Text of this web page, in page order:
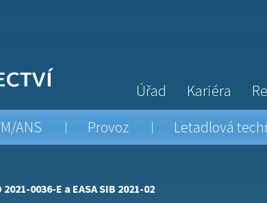
Úřad Kariéra
ANS Provoz Letadlová
0036-E a EASA SIB 2021-02